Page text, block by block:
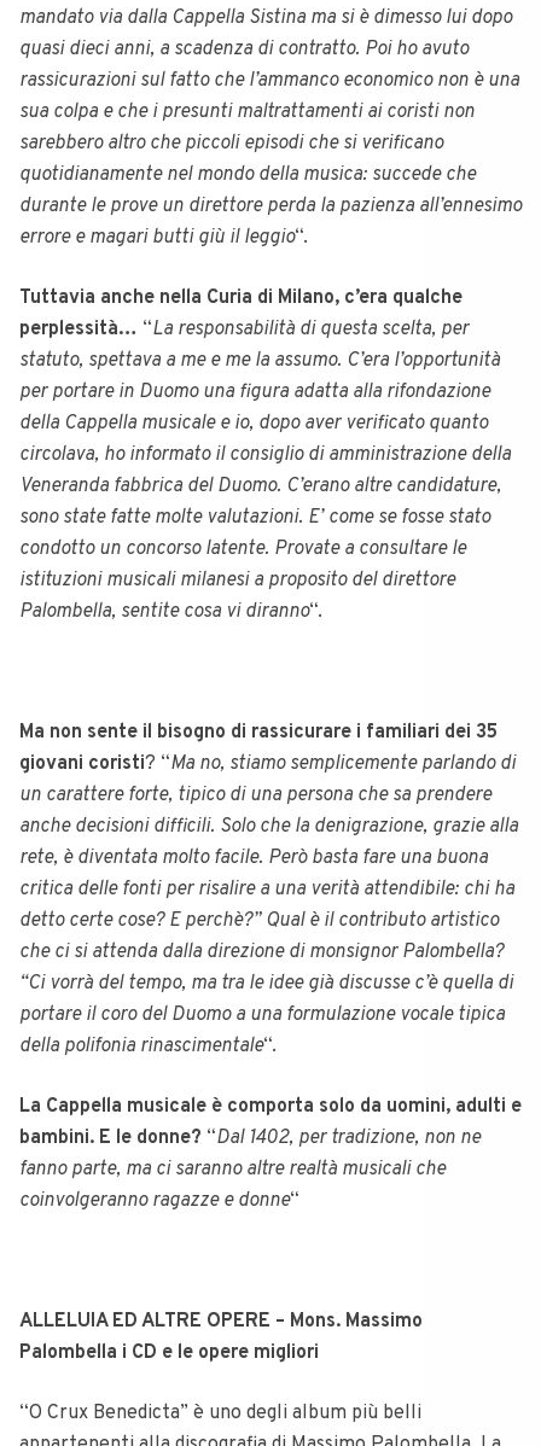
mandato via dalla Cappella Sistina ma si è dimesso lui dopo
quasi dieci anni, a scadenza di contratto. Poi ho avuto
rassicurazioni sul fatto che l’ammanco economico non è una
sua colpa e che i presunti maltrattamenti ai coristi non
sarebbero altro che piccoli episodi che si verificano
quotidianamente nel mondo della musica: succede che
durante le prove un direttore perda la pazienza all’ennesimo
errore e magari butti giù il leggio“.
Tuttavia anche nella Curia di Milano, c’era qualche
perplessità… “La responsabilità di questa scelta, per
statuto, spettava a me e me la assumo. C’era l’opportunità
per portare in Duomo una figura adatta alla rifondazione
della Cappella musicale e io, dopo aver verificato quanto
circolava, ho informato il consiglio di amministrazione della
Veneranda fabbrica del Duomo. C’erano altre candidature,
sono state fatte molte valutazioni. E’ come se fosse stato
condotto un concorso latente. Provate a consultare le
istituzioni musicali milanesi a proposito del direttore
Palombella, sentite cosa vi diranno“.
Ma non sente il bisogno di rassicurare i familiari dei 35
giovani coristi? “Ma no, stiamo semplicemente parlando di
un carattere forte, tipico di una persona che sa prendere
anche decisioni difficili. Solo che la denigrazione, grazie alla
rete, è diventata molto facile. Però basta fare una buona
critica delle fonti per risalire a una verità attendibile: chi ha
detto certe cose? E perchè?” Qual è il contributo artistico
che ci si attenda dalla direzione di monsignor Palombella?
“Ci vorrà del tempo, ma tra le idee già discusse c’è quella di
portare il coro del Duomo a una formulazione vocale tipica
della polifonia rinascimentale“.
La Cappella musicale è comporta solo da uomini, adulti e
bambini. E le donne? “Dal 1402, per tradizione, non ne
fanno parte, ma ci saranno altre realtà musicali che
coinvolgeranno ragazze e donne“
ALLELUIA ED ALTRE OPERE – Mons. Massimo
Palombella i CD e le opere migliori
“O Crux Benedicta” è uno degli album più belli